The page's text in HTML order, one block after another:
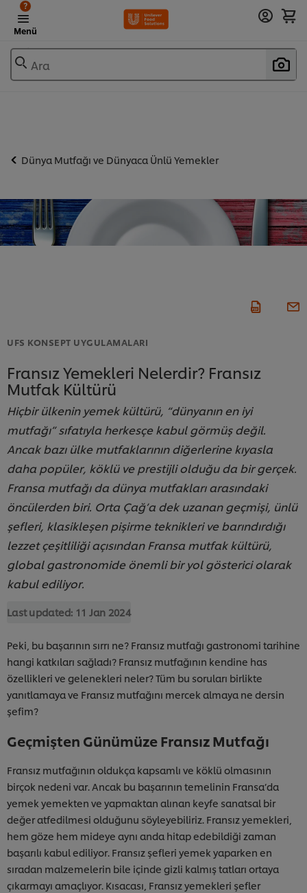
Menü
?
Ara
Dünya Mutfağı ve Dünyaca Ünlü Yemekler
UFS KONSEPT UYGULAMALARI
Fransız Yemekleri Nelerdir? Fransız
Mutfak Kültürü
Hiçbir ülkenin yemek kültürü, “dünyanın en iyi
mutfağı” sıfatıyla herkesçe kabul görmüş değil.
Ancak bazı ülke mutfaklarının diğerlerine kıyasla
daha popüler, köklü ve prestijli olduğu da bir gerçek.
Fransa mutfağı da dünya mutfakları arasındaki
öncülerden biri. Orta Çağ’a dek uzanan geçmişi, ünlü
şefleri, klasikleşen pişirme teknikleri ve barındırdığı
lezzet çeşitliliği açısından Fransa mutfak kültürü,
global gastronomide önemli bir yol gösterici olarak
kabul ediliyor.
Last updated: 11 Jan 2024
Peki, bu başarının sırrı ne? Fransız mutfağı gastronomi tarihine
hangi katkıları sağladı? Fransız mutfağının kendine has
özellikleri ve gelenekleri neler? Tüm bu soruları birlikte
yanıtlamaya ve Fransız mutfağını mercek almaya ne dersin
şefim?
Geçmişten Günümüze Fransız Mutfağı
Fransız mutfağının oldukça kapsamlı ve köklü olmasının
birçok nedeni var. Ancak bu başarının temelinin Fransa’da
yemek yemekten ve yapmaktan alınan keyfe sanatsal bir
değer atfedilmesi olduğunu söyleyebiliriz. Fransız yemekleri,
hem göze hem mideye aynı anda hitap edebildiği zaman
başarılı kabul ediliyor. Fransız şefleri yemek yaparken en
sıradan malzemelerin bile içinde gizli kalmış tatları ortaya
çıkarmayı amaçlıyor. Kısacası, Fransız yemekleri şefler